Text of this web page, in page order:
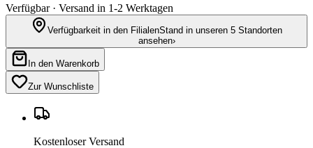
Verfügbar · Versand in 1-2 Werktagen
Verfügbarkeit in den FilialenStand in unseren 5 Standorten
ansehen›
In den Warenkorb
Zur Wunschliste
Kostenloser Versand